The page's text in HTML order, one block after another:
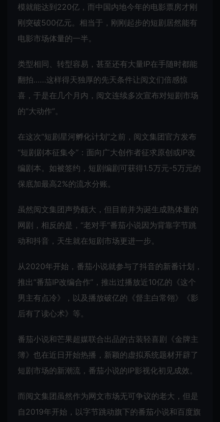
模就能达到220亿，而中国内地今年的电影票房才刚
刚突破500亿元。相当于，刚刚起步的短剧居然能有
电影市场体量的一半。
类型相同、转型容易，甚至还有大量IP在手随时都能
翻拍……这样得天独厚的先天条件让阅文们倍感惊
喜，于是在几个月内，阅文连续多次宣布对短剧市场
的“大动作”。
在这次“短剧星河孵化计划”之前，阅文集团官方发布
“短剧剧本征集令”：面向广大创作者征求原创或IP改
编剧本。如被签约，短剧编剧可获得1.5万元-5万元的
保底加最高2%的流水分账。
虽然阅文集团声势颇大，但目前并为诞生成熟体量的
网剧，相反的是，“老对手”番茄小说因为背靠字节跳
动和抖音，天生就在短剧市场更进一步。
从2020年开始，番茄小说就参与了抖音的新番计划，
推出“番茄IP改编合作”，推出过播放近10亿的《这个
男主有点冷》，以及播放破亿的《督主白常翎》《影
后有了读心术》等。
番茄小说和芒果超媒联合出品的古装轻喜剧《金牌主
簿》也在近日开始热播，新颖的虚拟系统题材开辟了
短剧市场的新潮流，番茄小说的IP影视化初见成效。
而阅文集团虽然作为网文市场无可争议的老大，但是
自2019年开始，以字节跳动旗下的番茄小说和百度旗